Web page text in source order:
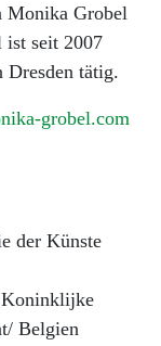
Monika Grobel
ist seit 2007
tätig.
grobel.com
der Künste
Koninklijke
Belgien